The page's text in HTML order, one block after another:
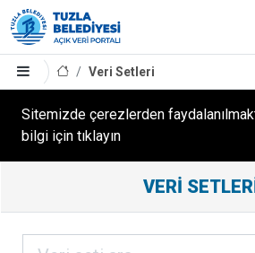
Veri Setleri
Sitemizde çerezlerden
bilgi için tıklayın
Sonuçları
VERI